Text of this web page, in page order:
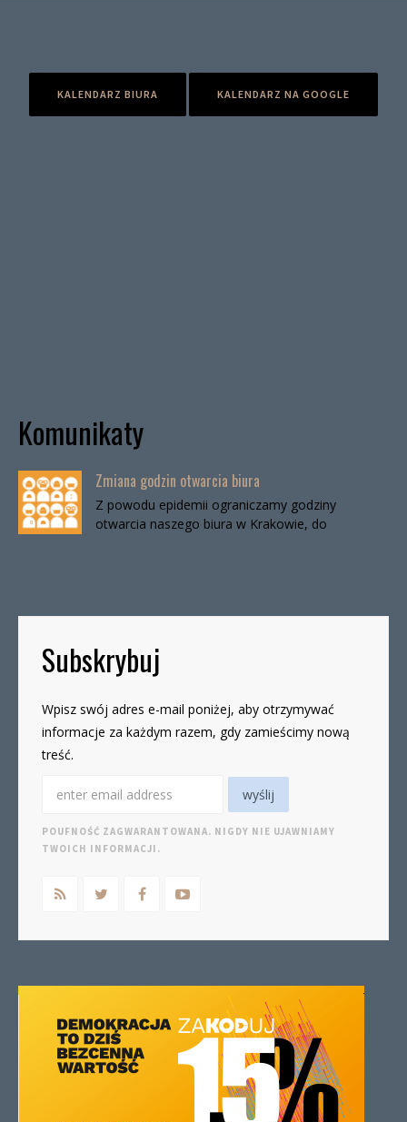
KALENDARZ BIURA KALENDARZ NA GOOGLE
Komunikaty
Zmiana godzin otwarcia biura
Z powodu epidemii ograniczamy godziny
otwarcia naszego biura w Krakowie, do
Subskrybuj
Wpisz swój adres e-mail poniżej, aby otrzymywać
informacje za każdym razem, gdy zamieścimy nową
treść.
POUFNOŚĆ ZAGWARANTOWANA. NIGDY NIE UJAWNIAMY
TWOICH INFORMACJI.